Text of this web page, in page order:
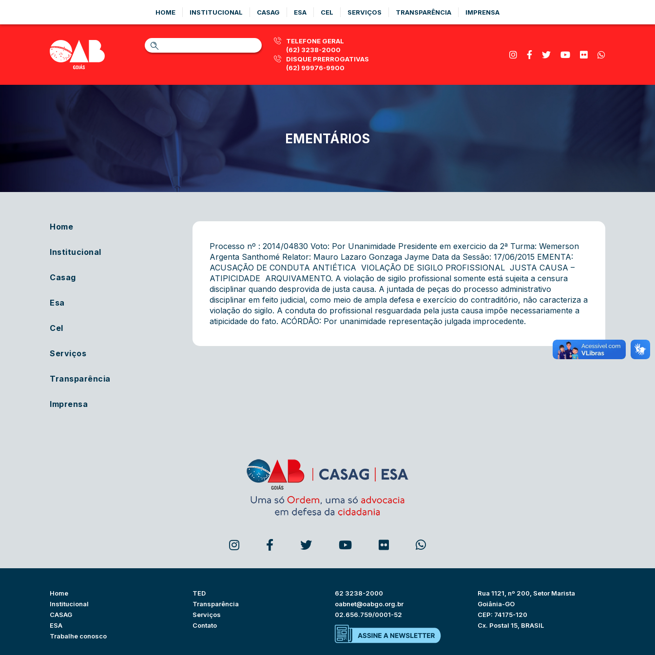
HOME INSTITUCIONAL CASAG ESA CEL SERVIÇOS TRANSPARÊNCIA IMPRENSA
TELEFONE GERAL
(62) 3238-2000
DISQUE PRERROGATIVAS
(62) 99976-9900
EMENTÁRIOS
Home
Institucional
Casag
Esa
Cel
Serviços
Transparência
Imprensa
Processo nº : 2014/04830 Voto: Por Unanimidade Presidente em exercicio da 2ª Turma: Wemerson
Argenta Santhomé Relator: Mauro Lazaro Gonzaga Jayme Data da Sessão: 17/06/2015 EMENTA:
ACUSAÇÃO DE CONDUTA ANTIÉTICA  VIOLAÇÃO DE SIGILO PROFISSIONAL  JUSTA CAUSA –
ATIPICIDADE  ARQUIVAMENTO. A violação de sigilo profissional somente está sujeita a censura
disciplinar quando desprovida de justa causa. A juntada de peças do processo administrativo
disciplinar em feito judicial, como meio de ampla defesa e exercício do contraditório, não caracteriza a
violação do sigilo. A conduta do profissional resguardada pela justa causa impõe necessariamente a
atipicidade do fato. ACÓRDÃO: Por unanimidade representação julgada improcedente.
Home
Institucional
CASAG
ESA
Trabalhe conosco
TED
Transparência
Serviços
Contato
62 3238-2000
oabnet@oabgo.org.br
02.656.759/0001-52
Rua 1121, nº 200, Setor Marista
Goiânia-GO
CEP: 74175-120
Cx. Postal 15, BRASIL